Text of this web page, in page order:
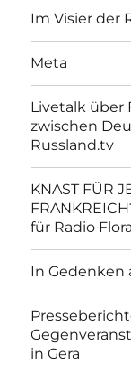
Im Visier der
Meta
Livetalk über
zwischen
Russland.tv
KNAST FÜR
für Radio Flora
In Gedenken
in Gera